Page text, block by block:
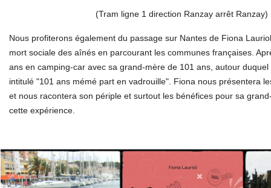
(Tram ligne 1 direction Ranzay arrêt Ranzay)
Nous profiterons également du passage sur Nantes de Fiona
mort sociale des aînés en parcourant les communes françaises.
ans en camping-car avec sa grand-mère de 101 ans, autour
intitulé "101 ans mémé part en vadrouille". Fiona nous présentera
et nous racontera son périple et surtout les bénéfices pour sa
cette expérience.